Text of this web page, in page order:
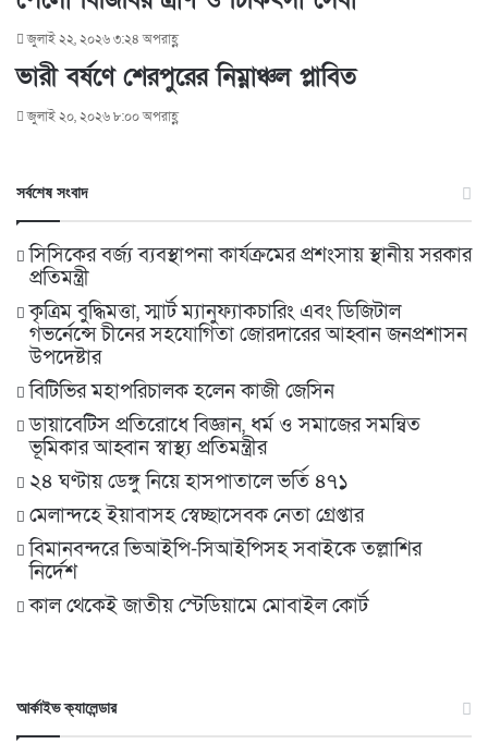
জুলাই ২২, ২০২৬ ৩:২৪ অপরাহ্ণ
ভারী বর্ষণে শেরপুরের নিম্নাঞ্চল প্লাবিত
জুলাই ২০, ২০২৬ ৮:০০ অপরাহ্ণ
সর্বশেষ সংবাদ
সিসিকের বর্জ্য ব্যবস্থাপনা কার্যক্রমের প্রশংসায় স্থানীয় সরকার
প্রতিমন্ত্রী
কৃত্রিম বুদ্ধিমত্তা, স্মার্ট ম্যানুফ্যাকচারিং এবং ডিজিটাল
গভর্নেন্সে চীনের সহযোগিতা জোরদারের আহ্বান জনপ্রশাসন
উপদেষ্টার
বিটিভির মহাপরিচালক হলেন কাজী জেসিন
ডায়াবেটিস প্রতিরোধে বিজ্ঞান, ধর্ম ও সমাজের সমন্বিত
ভূমিকার আহ্বান স্বাস্থ্য প্রতিমন্ত্রীর
২৪ ঘণ্টায় ডেঙ্গু নিয়ে হাসপাতালে ভর্তি ৪৭১
মেলান্দহে ইয়াবাসহ স্বেচ্ছাসেবক নেতা গ্রেপ্তার
বিমানবন্দরে ভিআইপি-সিআইপিসহ সবাইকে তল্লাশির
নির্দেশ
কাল থেকেই জাতীয় স্টেডিয়ামে মোবাইল কোর্ট
আর্কাইভ ক্যালেন্ডার